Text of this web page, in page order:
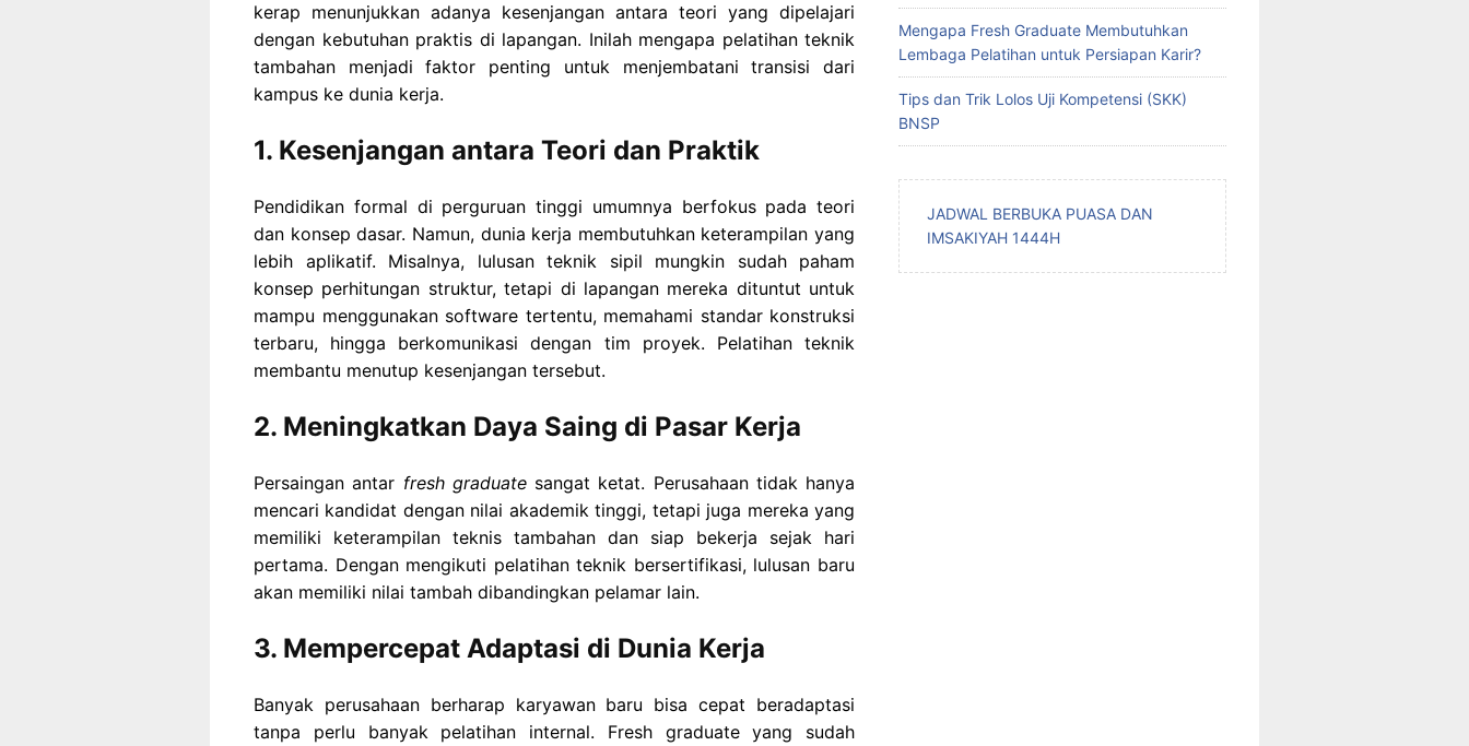
kerap menunjukkan adanya kesenjangan antara teori yang dipelajari
dengan kebutuhan praktis di lapangan. Inilah mengapa pelatihan teknik
tambahan menjadi faktor penting untuk menjembatani transisi dari
kampus ke dunia kerja.
1. Kesenjangan antara Teori dan Praktik
Pendidikan formal di perguruan tinggi umumnya berfokus pada teori
dan konsep dasar. Namun, dunia kerja membutuhkan keterampilan yang
lebih aplikatif. Misalnya, lulusan teknik sipil mungkin sudah paham
konsep perhitungan struktur, tetapi di lapangan mereka dituntut untuk
mampu menggunakan software tertentu, memahami standar konstruksi
terbaru, hingga berkomunikasi dengan tim proyek. Pelatihan teknik
membantu menutup kesenjangan tersebut.
2. Meningkatkan Daya Saing di Pasar Kerja
Persaingan antar fresh graduatesangat ketat. Perusahaan tidak hanya
mencari kandidat dengan nilai akademik tinggi, tetapi juga mereka yang
memiliki keterampilan teknis tambahan dan siap bekerja sejak hari
pertama. Dengan mengikuti pelatihan teknik bersertifikasi, lulusan baru
akan memiliki nilai tambah dibandingkan pelamar lain.
3. Mempercepat Adaptasi di Dunia Kerja
Banyak perusahaan berharap karyawan baru bisa cepat beradaptasi
tanpa perlu banyak pelatihan internal. Fresh graduate yang sudah
Mengapa Fresh Graduate Membutuhkan
Lembaga Pelatihan untuk Persiapan Karir?
Tips dan Trik Lolos Uji Kompetensi (SKK)
BNSP
JADWAL BERBUKA PUASA DAN
IMSAKIYAH 1444H